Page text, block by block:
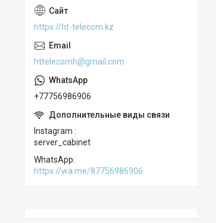
https://ht-telecom.kz
httelecomh@gmail.com
+77756986906
Instagram
server_cabinet
WhatsApp
https://wa.me/87756986906